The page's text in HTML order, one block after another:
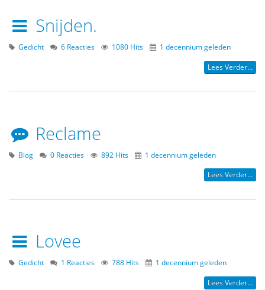
Snijden.
Gedicht 6 Reacties 1080 Hits 1 decennium geleden
Lees Verder...
Reclame
Blog 0 Reacties 892 Hits 1 decennium geleden
Lees Verder...
Lovee
Gedicht 1 Reacties 788 Hits 1 decennium geleden
Lees Verder...